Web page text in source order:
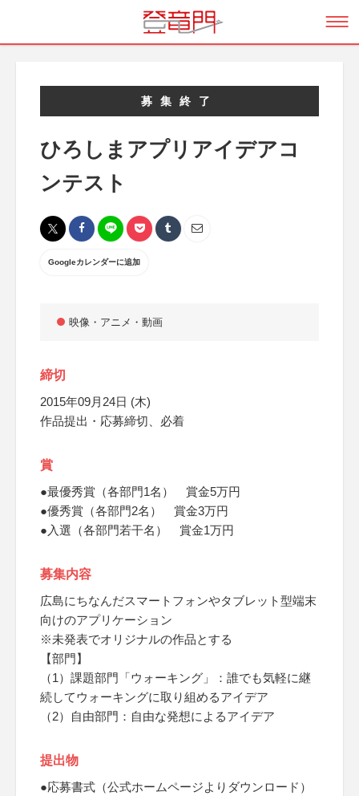
募集終了
ひろしまアプリアイデアコ
ンテスト
Googleカレンダーに追加
映像・アニメ・動画
締切
2015年09月24日 (木)
作品提出・応募締切、必着
賞
●最優秀賞（各部門1名） 賞金5万円
●優秀賞（各部門2名） 賞金3万円
●入選（各部門若干名） 賞金1万円
募集内容
広島にちなんだスマートフォンやタブレット型端末
向けのアプリケーション
※未発表でオリジナルの作品とする
【部門】
（1）課題部門「ウォーキング」：誰でも気軽に継
続してウォーキングに取り組めるアイデア
（2）自由部門：自由な発想によるアイデア
提出物
●応募書式（公式ホームページよりダウンロード）